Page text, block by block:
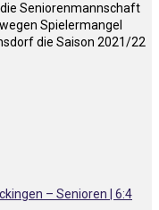
Seniorenmannschaft
Spielermangel
die Saison 2021/22